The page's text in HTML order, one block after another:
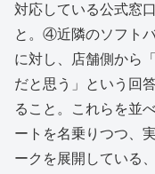
対応している公式窓
と。④近隣のソフト
に対し、店舗側から
だと思う」という回
ること。これらを並
ートを名乗りつつ、
ークを展開している